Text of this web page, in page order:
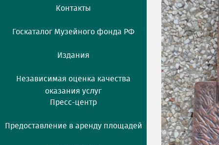
Контакты
Госкаталог Музейного фонда РФ
Издания
Независимая оценка качества
оказания услуг
Пресс-центр
Предоставление в аренду площадей